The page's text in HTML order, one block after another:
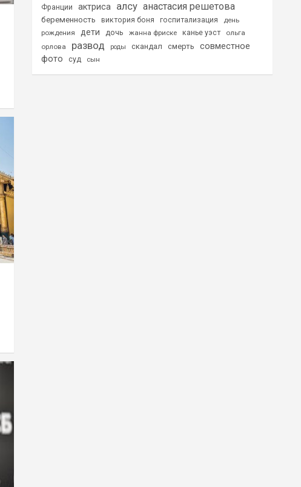
Франции актриса алсу анастасия решетова
беременность виктория боня госпитализация
день
рождения
дети дочь жанна фриске канье уэст
ольга
орлова
развод роды скандал смерть
совместное
фото
суд сын